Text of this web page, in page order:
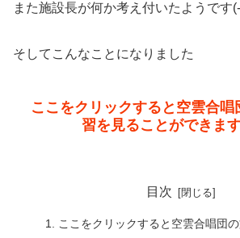
また施設長が何か考え付いたようです
そしてこんなことになりました
ここをクリックすると空雲合唱
習を見ることができます
目次
ここをクリックすると空雲合唱団